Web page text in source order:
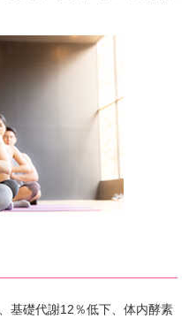
基礎代謝12％低下、体内酵素